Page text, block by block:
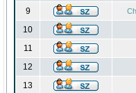
9
10
11
12
13